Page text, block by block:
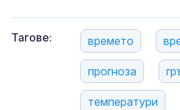
Тагове: времето
прогноза
температури